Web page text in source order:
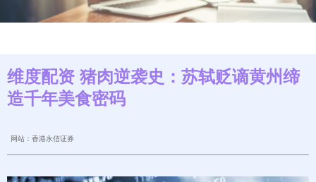
维度配资 猪肉逆袭史：苏轼贬谪黄州缔
造千年美食密码
网站：香港永信证券